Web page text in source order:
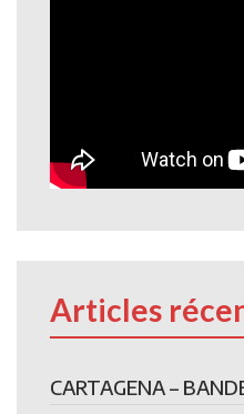
Articles
CARTAGENA –